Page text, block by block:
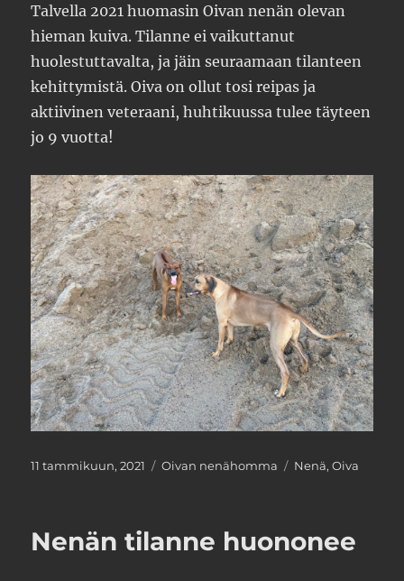
Talvella 2021 huomasin Oivan nenän olevan
hieman kuiva. Tilanne ei vaikuttanut
huolestuttavalta, ja jäin seuraamaan tilanteen
kehittymistä. Oiva on ollut tosi reipas ja
aktiivinen veteraani, huhtikuussa tulee täyteen
jo 9 vuotta!
Julkaistu
11 tammikuun, 2021 Kategoriat
Oivan nenähomma Avainsanat
Nenä,Oiva
Nenän tilanne huononee